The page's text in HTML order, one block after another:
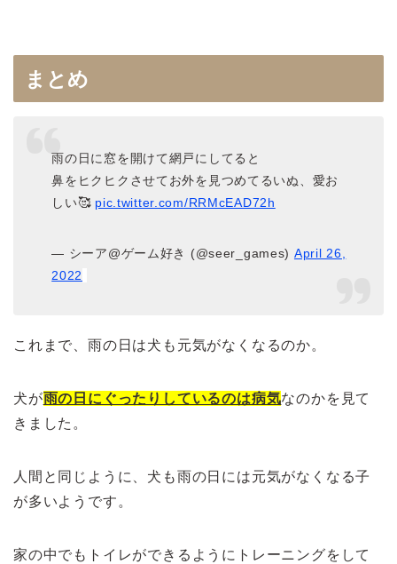
まとめ
雨の日に窓を開けて網戸にしてると
鼻をヒクヒクさせてお外を見つめてるいぬ、愛お
しい🥰 pic.twitter.com/RRMcEAD72h
— シーア@ゲーム好き (@seer_games) April 26,
2022
これまで、雨の日は犬も元気がなくなるのか。
犬が雨の日にぐったりしているのは病気なのかを見て
きました。
人間と同じように、犬も雨の日には元気がなくなる子
が多いようです。
家の中でもトイレができるようにトレーニングをして